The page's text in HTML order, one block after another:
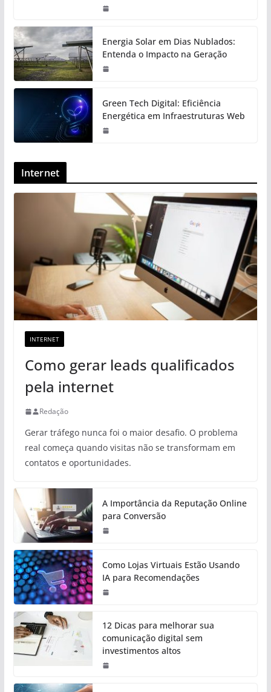
Energia Solar em Dias Nublados:
Entenda o Impacto na Geração
Green Tech Digital: Eficiência
Energética em Infraestruturas Web
Internet
INTERNET
Como gerar leads qualificados
pela internet
Redação
Gerar tráfego nunca foi o maior desafio. O problema
real começa quando visitas não se transformam em
contatos e oportunidades.
A Importância da Reputação Online
para Conversão
Como Lojas Virtuais Estão Usando
IA para Recomendações
12 Dicas para melhorar sua
comunicação digital sem
investimentos altos